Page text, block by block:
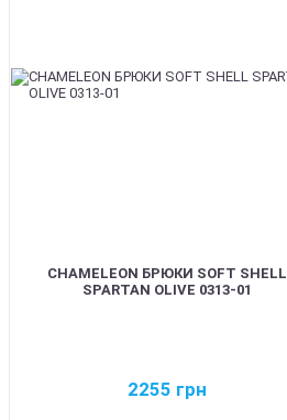
CHAMELEON БРЮКИ SOFT SHELL
SPARTAN OLIVE 0313-01
2255 грн